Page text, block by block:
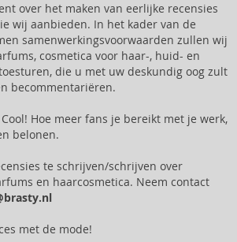
over het maken van eerlijke recensies
wij aanbieden. In het kader van de
samenwerkingsvoorwaarden zullen wij
cosmetica voor haar-, huid- en
die u met uw deskundig oog zult
becommentariëren.
Hoe meer fans je bereikt met je werk,
belonen.
te schrijven/schrijven over
en haarcosmetica. Neem contact
met de mode!